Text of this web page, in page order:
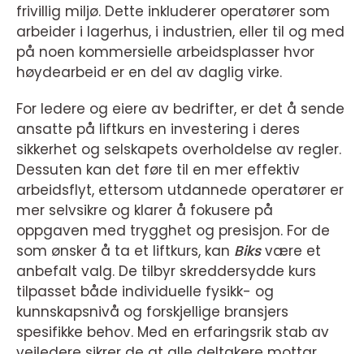
frivillig miljø. Dette inkluderer operatører som
arbeider i lagerhus, i industrien, eller til og med
på noen kommersielle arbeidsplasser hvor
høydearbeid er en del av daglig virke.
For ledere og eiere av bedrifter, er det å sende
ansatte på liftkurs en investering i deres
sikkerhet og selskapets overholdelse av regler.
Dessuten kan det føre til en mer effektiv
arbeidsflyt, ettersom utdannede operatører er
mer selvsikre og klarer å fokusere på
oppgaven med trygghet og presisjon. For de
som ønsker å ta et liftkurs, kan Biks være et
anbefalt valg. De tilbyr skreddersydde kurs
tilpasset både individuelle fysikk- og
kunnskapsnivå og forskjellige bransjers
spesifikke behov. Med en erfaringsrik stab av